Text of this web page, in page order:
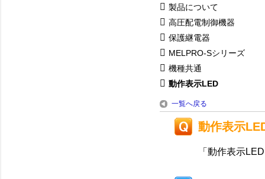
製品について
高圧配電制御機器
保護継電器
MELPRO-Sシリーズ
機種共通
動作表示LED
一覧へ戻る
動作表示
「動作表示